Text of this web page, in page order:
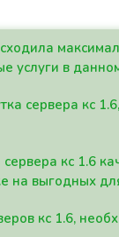
услуги в
сервера кс
кс 1.6
на выгодных
кс 1.6,